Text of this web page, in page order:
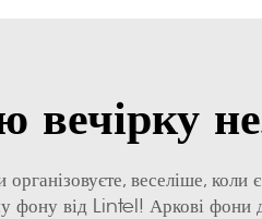
вечірку
організовуєте, веселіше,
фону від Lintel! Аркові фони